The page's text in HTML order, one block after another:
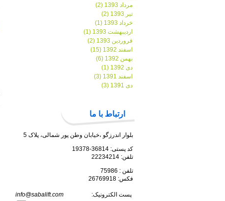
مرداد 1393 (2)
تیر 1393 (2)
خرداد 1393 (1)
اردیبهشت 1393 (1)
فروردین 1393 (2)
اسفند 1392 (15)
بهمن 1392 (6)
دی 1392 (1)
اسفند 1391 (3)
دی 1391 (3)
ارتباط با ما
بلوار اندرزگو ،خیابان وطن پور شمالی، پلاک 5
کد پستی: 36814-19378
تلفن: 22234214
تلفن : 75986
فکس: 26769918
پست الکترونیک: info@sabalift.com